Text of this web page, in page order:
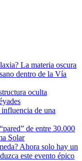
La materia oscura
dentro de la Vía
oculta
influencia de una
de entre 30.000
Solar
Ahora solo hay un
este evento épico